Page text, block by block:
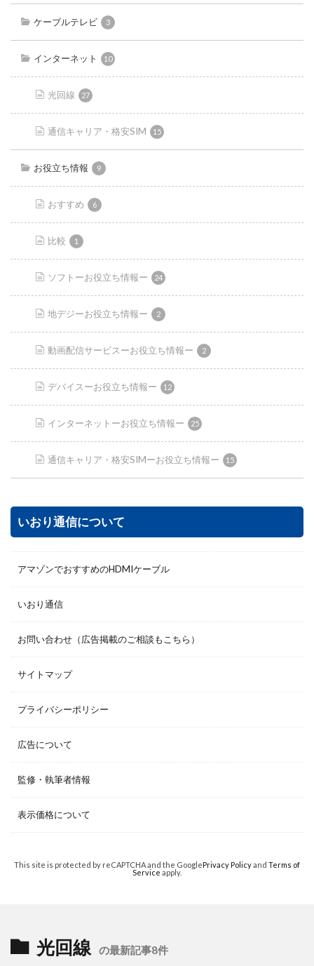
ケーブルテレビ 3
インターネット 10
光回線 27
通信キャリア・格安SIM 15
お役立ち情報 9
おすすめ 6
比較 1
ソフトーお役立ち情報ー 24
地デジーお役立ち情報ー 2
動画配信サービスーお役立ち情報ー 2
デバイスーお役立ち情報ー 12
インターネットーお役立ち情報ー 25
通信キャリア・格安SIMーお役立ち情報ー 15
いおり通信について
アマゾンでおすすめのHDMIケーブル
いおり通信
お問い合わせ（広告掲載のご相談もこちら）
サイトマップ
プライバシーポリシー
広告について
監修・執筆者情報
表示価格について
This site is protected by reCAPTCHA and the GooglePrivacy Policyand Terms of
Service apply.
光回線 の最新記事8件